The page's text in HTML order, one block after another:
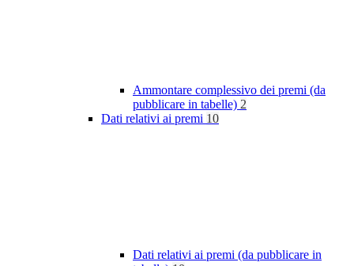
Ammontare complessivo dei premi (da
pubblicare in tabelle) 2
Dati relativi ai premi 10
Dati relativi ai premi (da pubblicare in